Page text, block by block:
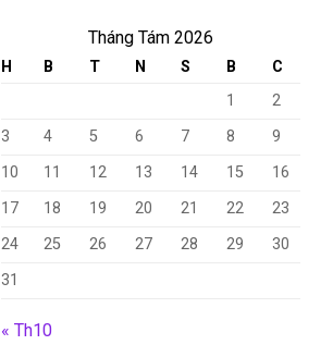
Tháng Tám 2026
H B T N S B
C
1
2
3
4 5 6 7 8
9
10
11 12 13 14 15
16
17
18 19 20 21 22
23
24
25 26 27 28 29
30
31
« Th10